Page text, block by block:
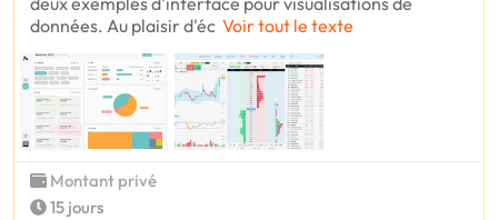
données. Au plaisir d'éc Voir tout le texte
Montant privé
15 jours